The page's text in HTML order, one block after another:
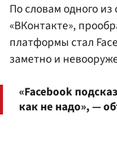
По словам одного
«ВКонтакте»,
платформы стал
заметно и
«Facebook
как не надо», —